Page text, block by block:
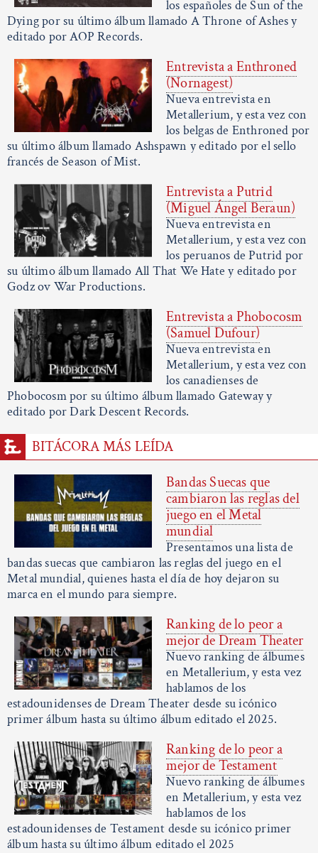
los españoles de Sun of the
Dying por su último álbum llamado A Throne of Ashes y
editado por AOP Records.
Entrevista a Enthroned
(Nornagest)
Nueva entrevista en
Metallerium, y esta vez con
los belgas de Enthroned por
su último álbum llamado Ashspawn y editado por el sello
francés de Season of Mist.
Entrevista a Putrid
(Miguel Ángel Beraun)
Nueva entrevista en
Metallerium, y esta vez con
los peruanos de Putrid por
su último álbum llamado All That We Hate y editado por
Godz ov War Productions.
Entrevista a Phobocosm
(Samuel Dufour)
Nueva entrevista en
Metallerium, y esta vez con
los canadienses de
Phobocosm por su último álbum llamado Gateway y
editado por Dark Descent Records.
BITÁCORA MÁS LEÍDA
Bandas Suecas que
cambiaron las reglas del
juego en el Metal
mundial
Presentamos una lista de
bandas suecas que cambiaron las reglas del juego en el
Metal mundial, quienes hasta el día de hoy dejaron su
marca en el mundo para siempre.
Ranking de lo peor a
mejor de Dream Theater
Nuevo ranking de álbumes
en Metallerium, y esta vez
hablamos de los
estadounidenses de Dream Theater desde su icónico
primer álbum hasta su último álbum editado el 2025.
Ranking de lo peor a
mejor de Testament
Nuevo ranking de álbumes
en Metallerium, y esta vez
hablamos de los
estadounidenses de Testament desde su icónico primer
álbum hasta su último álbum editado el 2025